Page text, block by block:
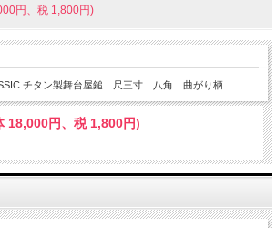
円、税 1,800円)
チタン製舞台屋鎚 尺三寸 八角 曲がり柄
18,000円、税 1,800円)